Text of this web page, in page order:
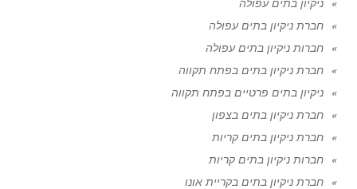
ניקיון בתים עפולה
חברת ניקיון בתים עפולה
חברות ניקיון בתים עפולה
חברת ניקיון בתים בפתח תקווה
ניקיון בתים פרטיים בפתח תקווה
חברת ניקיון בתים בצפון
חברת ניקיון בתים קריות
חברות ניקיון בתים קריות
חברת ניקיון בתים בקריית אונו